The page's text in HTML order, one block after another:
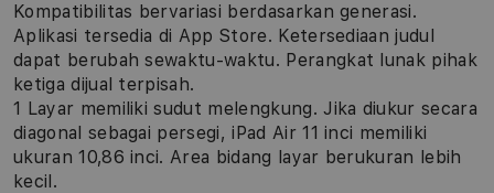
Kompatibilitas bervariasi berdasarkan generasi.
Aplikasi tersedia di App Store. Ketersediaan judul
dapat berubah sewaktu-waktu. Perangkat lunak pihak
ketiga dijual terpisah.
1 Layar memiliki sudut melengkung. Jika diukur secara
diagonal sebagai persegi, iPad Air 11 inci memiliki
ukuran 10,86 inci. Area bidang layar berukuran lebih
kecil.